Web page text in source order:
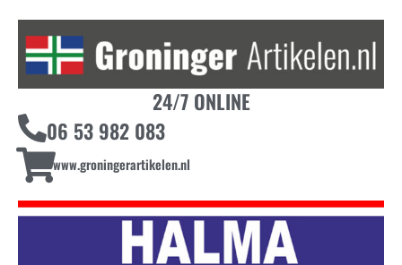
24/7 ONLINE
06 53 982 083
www.groningerartikelen.nl